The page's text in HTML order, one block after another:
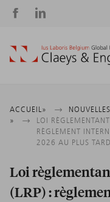
Social
Fil
d'Ariane
ACCUEIL
LOI
RÈGLEMENT
2026 AU PLUS TARD
Loi
(LRP) :